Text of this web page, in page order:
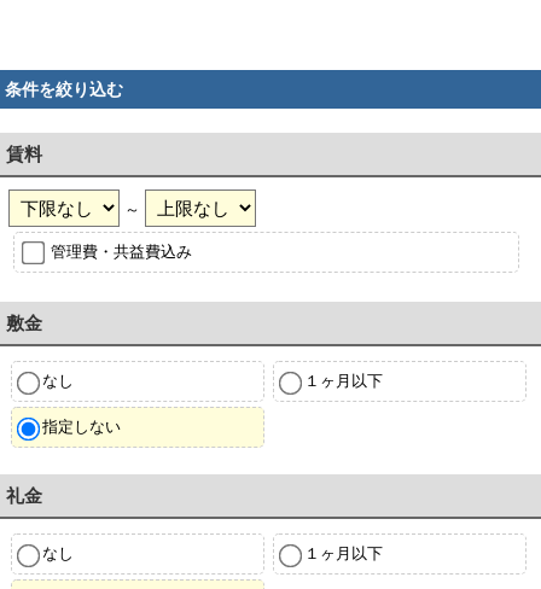
条件を絞り込む
賃料
～
管理費・共益費込み
敷金
なし １ヶ月以下
指定しない
礼金
なし １ヶ月以下